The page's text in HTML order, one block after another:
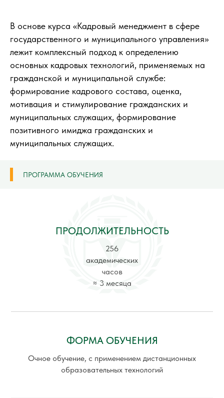
В основе курса «Кадровый менеджмент в сфере
государственного и муниципального управления»
лежит комплексный подход к определению
основных кадровых технологий, применяемых на
гражданской и муниципальной службе:
формирование кадрового состава, оценка,
мотивация и стимулирование гражданских и
муниципальных служащих, формирование
позитивного имиджа гражданских и
муниципальных служащих.
ПРОГРАММА ОБУЧЕНИЯ
ПРОДОЛЖИТЕЛЬНОСТЬ
256
академических
часов
≈ 3 месяца
ФОРМА ОБУЧЕНИЯ
Очное обучение, с применением дистанционных
образовательных технологий